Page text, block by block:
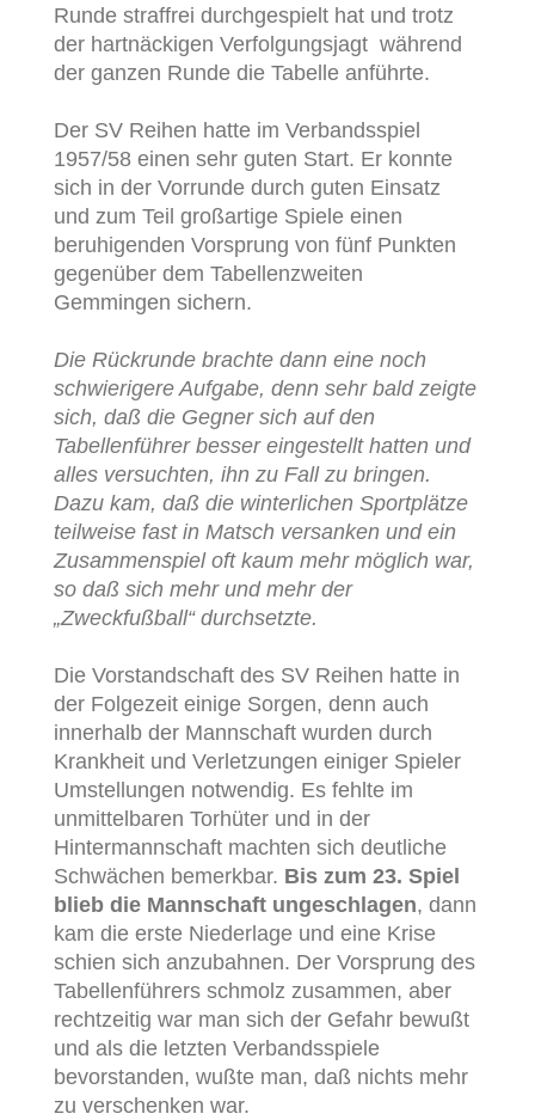
Runde straffrei durchgespielt hat und trotz
der hartnäckigen Verfolgungsjagt während
der ganzen Runde die Tabelle anführte.
Der SV Reihen hatte im Verbandsspiel
1957/58 einen sehr guten Start. Er konnte
sich in der Vorrunde durch guten Einsatz
und zum Teil großartige Spiele einen
beruhigenden Vorsprung von fünf Punkten
gegenüber dem Tabellenzweiten
Gemmingen sichern.
Die Rückrunde brachte dann eine noch
schwierigere Aufgabe, denn sehr bald zeigte
sich, daß die Gegner sich auf den
Tabellenführer besser eingestellt hatten und
alles versuchten, ihn zu Fall zu bringen.
Dazu kam, daß die winterlichen Sportplätze
teilweise fast in Matsch versanken und ein
Zusammenspiel oft kaum mehr möglich war,
so daß sich mehr und mehr der
„Zweckfußball“ durchsetzte.
Die Vorstandschaft des SV Reihen hatte in
der Folgezeit einige Sorgen, denn auch
innerhalb der Mannschaft wurden durch
Krankheit und Verletzungen einiger Spieler
Umstellungen notwendig. Es fehlte im
unmittelbaren Torhüter und in der
Hintermannschaft machten sich deutliche
Schwächen bemerkbar. Bis zum 23. Spiel
blieb die Mannschaft ungeschlagen, dann
kam die erste Niederlage und eine Krise
schien sich anzubahnen. Der Vorsprung des
Tabellenführers schmolz zusammen, aber
rechtzeitig war man sich der Gefahr bewußt
und als die letzten Verbandsspiele
bevorstanden, wußte man, daß nichts mehr
zu verschenken war.